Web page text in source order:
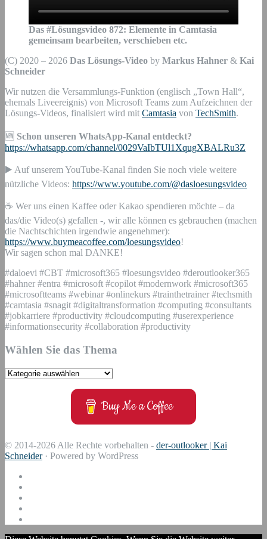
Das #Lösungsvideo 872: Elemente in Camtasia
gemeinsam bearbeiten, verschieben etc.
(C) 2020 – 2026 Das Lösungs-Video by Markus Hahner & Kai
Schneider
Wir nutzen die Versammlungs-Funktion (englisch „Town Hall“,
ehemals Liveereignis) von Microsoft Teams zum Aufzeichnen der
Lösungs-Videos, finalisiert wird mit Camtasia von TechSmith.
🆕 Schon unseren WhatsApp-Kanal entdeckt?
https://whatsapp.com/channel/0029VaIbTUl1XqugXBALRu3Z
▶️ Auf unserem YouTube-Kanal finden Sie noch viele weitere
nützliche Videos: https://www.youtube.com/@dasloesungsvideo
☕ Wer uns einen Kaffee oder Kakao spendieren möchte – da
das/die Video(s) gefallen -, wir alle können es gebrauchen (machen
die Nachtschichten irgendwie angenehmer):
https://www.buymeacoffee.com/loesungsvideo!
Wir sagen schon mal DANKE!
#daloevi #CBT #microsoft365 #loesungsvideo #deroutlooker365
#hahner #entra #microsoft #copilot #modernwork #microsoft365
#microsoftteams #webinar #onlinekurs #trainthetrainer #techsmith
#camtasia #snagit #digitaltransformation #computing #consultants
#jobkarriere #productivity #cloudcomputing #userexperience
#informationsecurity #collaboration #productivity
Wählen Sie das Thema
Wählen
Buy Me a Coffee
© 2014-2026 Alle Rechte vorbehalten - der-outlooker | Kai
Schneider· Powered by WordPress